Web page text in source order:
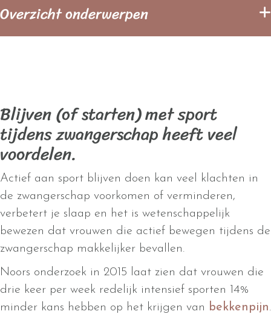
Blijven (of starten) met sport
tijdens zwangerschap heeft veel
voordelen.
Actief aan sport blijven doen kan veel klachten in
de zwangerschap voorkomen of verminderen,
verbetert je slaap en het is wetenschappelijk
bewezen dat vrouwen die actief bewegen tijdens de
zwangerschap makkelijker bevallen.
Noors onderzoek in 2015 laat zien dat vrouwen die
drie keer per week redelijk intensief sporten 14%
minder kans hebben op het krijgen van bekkenpijn.
Overzicht onderwerpen